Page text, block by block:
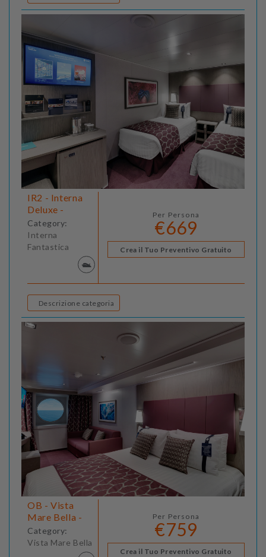
IR2 - Interna
Deluxe -
Category:
Interna
Fantastica
Per Persona
€669
Crea il Tuo Preventivo Gratuito
Descrizione categoria
OB - Vista
Mare Bella -
Category:
Vista Mare Bella
Per Persona
€759
Crea il Tuo Preventivo Gratuito